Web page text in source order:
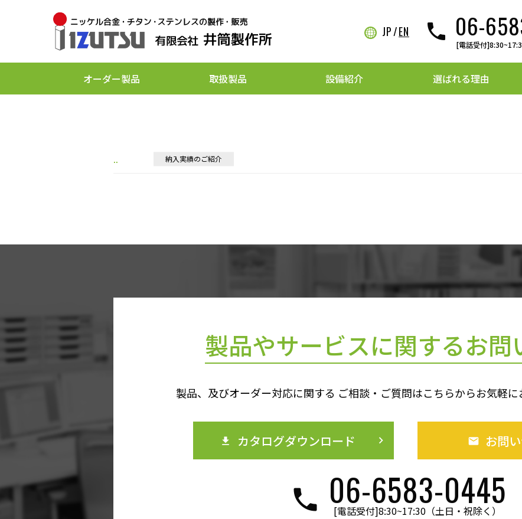
JP EN phone 06-
[電話受付
オーダー製品 取扱製品
グリース継手類 フレキニップル チタン継手類
設備紹介
酸洗／溶接焼け取り
選ばれる理由
SDGs 宣言 お知らせ
.. 納入実績のご紹介
製品やサービスに関するお問
製品、及びオーダー対応に関する ご相談・ご質問はこちらからお気軽に
お問
カタログダウンロード keyboard_arrow_right
06-6583-0445
[電話受付]8:30~17:30（土日・祝除く）